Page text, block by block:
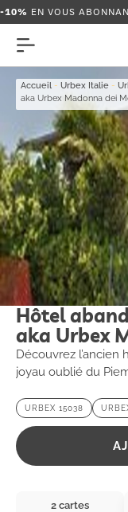
-10% EN VOUS
Accueil - Urbex Italie -
aka Urbex Madonna dei
Hôtel
aka Urbex
Découvrez
joyau oublié du
mystérieuse et
fascinante.
URBEX 15038
2 cartes